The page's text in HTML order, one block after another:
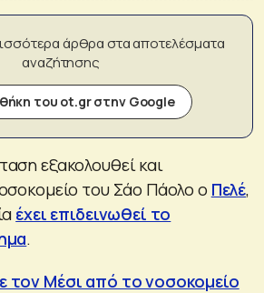
άρθρα στα αποτελέσματα
αναζήτησης
του ot.gr στην Google
εξακολουθεί και
του Σάο Πάολο ο Πελέ,
έχει επιδεινωθεί το
.
τον Μέσι από το νοσοκομείο